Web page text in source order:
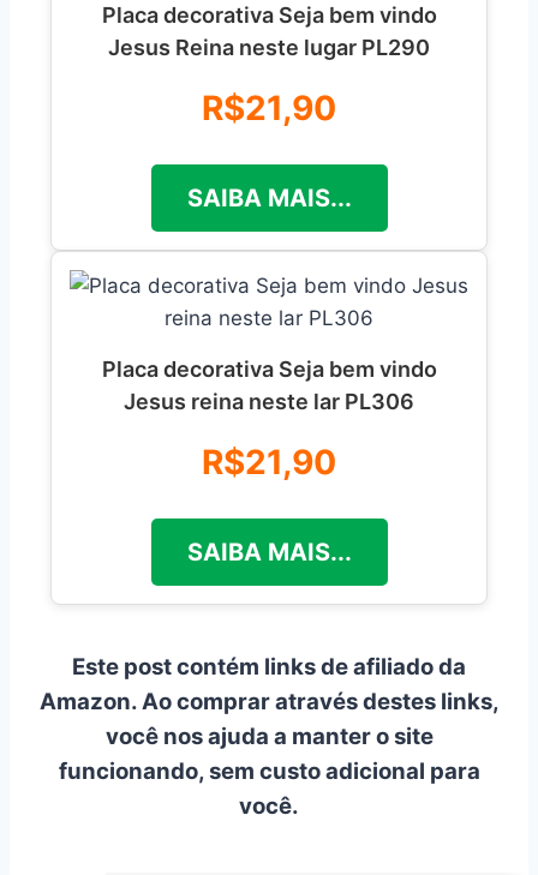
Placa decorativa Seja bem vindo
Jesus Reina neste lugar PL290
R$21,90
SAIBA MAIS...
Placa decorativa Seja bem vindo
Jesus reina neste lar PL306
R$21,90
SAIBA MAIS...
Este post contém links de afiliado da
Amazon. Ao comprar através destes links,
você nos ajuda a manter o site
funcionando, sem custo adicional para
você.